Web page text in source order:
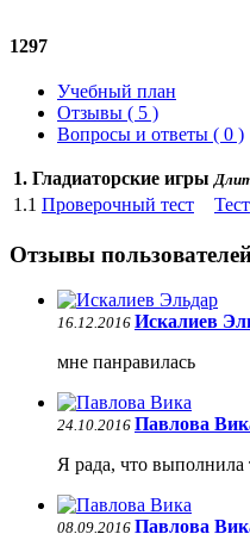
1297
Учебный план
Отзывы ( 5 )
Вопросы и ответы ( 0 )
1. Гладиаторские игры
1.1 Проверочный тест Тест
Отзывы
16.12.2016 Искалиев
мне панравилась
24.10.2016 Павлова
Я рада, что выполнила
08.09.2016 Павлова